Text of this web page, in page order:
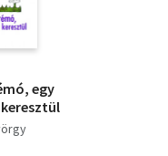
egy